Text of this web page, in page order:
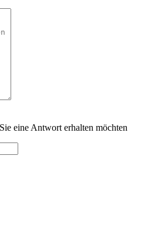
eine Antwort erhalten möchten